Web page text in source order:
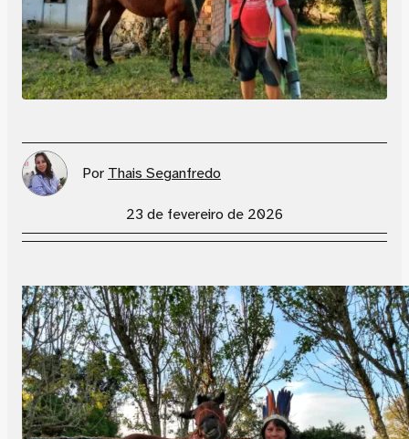
Por Thais Seganfredo
23 de fevereiro de 2026